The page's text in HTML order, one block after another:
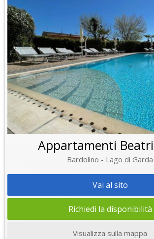
Appartamenti
Bardolino - Lago di Garda
Vai al sito
Richiedi la disponibilità
Visualizza sulla mappa